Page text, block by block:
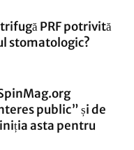
PRF potrivită
stomatologic?
public” și de
asta pentru